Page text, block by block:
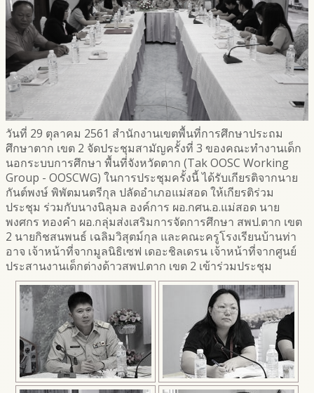
วันที่ 29 ตุลาคม 2561 สำนักงานเขตพื้นที่การศึกษาประถม
ศึกษาตาก เขต 2 จัดประชุมสามัญครั้งที่ 3 ของคณะทำงานเด็ก
นอกระบบการศึกษา พื้นที่จังหวัดตาก (Tak OOSC Working
Group - OOSCWG) ในการประชุมครั้งนี้ ได้รับเกียรติจากนาย
กันต์พงษ์ พิพัตมนตรีกุล ปลัดอำเภอแม่สอด ให้เกียรติร่วม
ประชุม ร่วมกับนางนิลุมล องค์การ ผอ.กศน.อ.แม่สอด นาย
พงศกร ทองคำ ผอ.กลุ่มส่งเสริมการจัดการศึกษา สพป.ตาก เขต
2 นายกิชสนพนธ์ เฉลิมวิสุตม์กุล และคณะครูโรงเรียนบ้านท่า
อาจ เจ้าหน้าที่จากมูลนิธิเซฟ เดอะชิลเดรน เจ้าหน้าที่จากศูนย์
ประสานงานเด็กต่างด้าวสพป.ตาก เขต 2 เข้าร่วมประชุม